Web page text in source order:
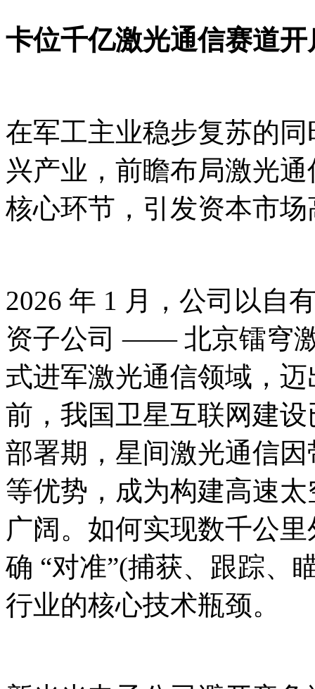
卡位千亿激光通信赛道
在军工主业稳步复苏的
兴产业，前瞻布局激光
核心环节，引发资本市
2026 年 1 月，公司以自
资子公司 —— 北京镭穹
式进军激光通信领域，
前，我国卫星互联网建
部署期，星间激光通信
等优势，成为构建高速
广阔。如何实现数千公
确 “对准”(捕获、跟踪、
行业的核心技术瓶颈。